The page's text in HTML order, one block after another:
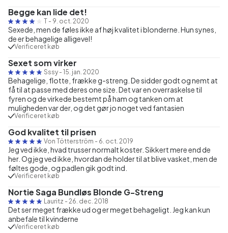
Begge kan lide det!
T - 9. oct. 2020
Sexede, men de føles ikke af høj kvalitet i blonderne. Hun synes,
de er behagelige alligevel!
Verificeret køb
Sexet som virker
Sssy - 15. jan. 2020
Behagelige, flotte, frække g-streng. De sidder godt og nemt at
få til at passe med deres one size. Det var en overraskelse til
fyren og de virkede bestemt på ham og tanken om at
muligheden var der, og det gør jo noget ved fantasien
Verificeret køb
God kvalitet til prisen
Von Tötterström - 6. oct. 2019
Jeg ved ikke, hvad trusser normalt koster. Sikkert mere end de
her. Og jeg ved ikke, hvordan de holder til at blive vasket, men de
føltes gode, og padlen gik godt ind.
Verificeret køb
Nortie Saga Bundløs Blonde G-Streng
Lauritz - 26. dec. 2018
Det ser meget frække ud og er meget behageligt. Jeg kan kun
anbefale til kvinderne
Verificeret køb